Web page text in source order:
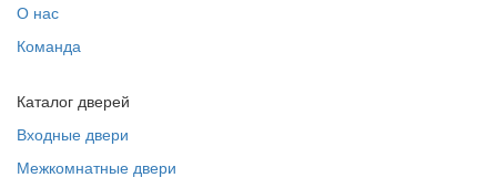
О нас
Команда
Каталог дверей
Входные двери
Межкомнатные двери